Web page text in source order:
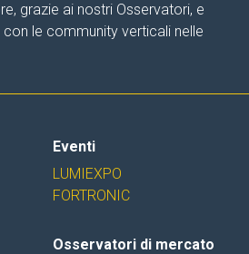
grazie ai nostri Osservatori, e
le community verticali nelle
Eventi
LUMIEXPO
FORTRONIC
Osservatori di mercato